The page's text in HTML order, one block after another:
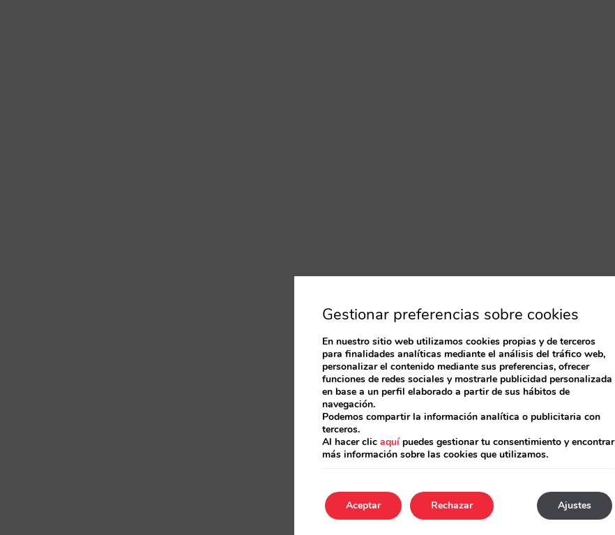
Gestionar preferencias sobre cookies
En nuestro sitio web utilizamos cookies propias y de terceros
para finalidades analíticas mediante el análisis del tráfico web,
personalizar el contenido mediante sus preferencias, ofrecer
funciones de redes sociales y mostrarle publicidad personalizada
en base a un perfil elaborado a partir de sus hábitos de
navegación.
Podemos compartir la información analítica o publicitaria con
terceros.
Al hacer clic aquípuedes gestionar tu consentimiento y encontrar
más información sobre las cookies que utilizamos.
Aceptar Ajustes
Rechazar